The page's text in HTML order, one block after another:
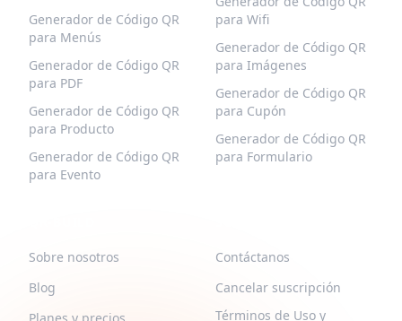
Generador de Código QR
para Menús
Generador de Código QR
para PDF
Generador de Código QR
para Producto
Generador de Código QR
para Evento
para Wifi
Generador de Código QR
para Imágenes
Generador de Código QR
para Cupón
Generador de Código QR
para Formulario
Sobre nosotros
Blog
Contáctanos
Cancelar suscripción
Términos de Uso y